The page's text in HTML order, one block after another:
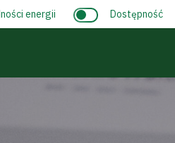
energii Dostępność